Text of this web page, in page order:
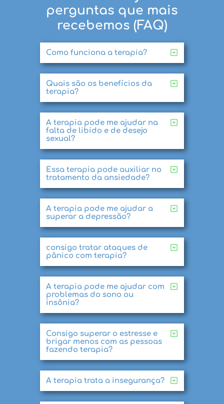
perguntas que mais
recebemos (FAQ)
Como funciona a terapia?
Quais são os benefícios da
terapia?
A terapia pode me ajudar na
falta de libido e de desejo
sexual?
Essa terapia pode auxiliar no
tratamento da ansiedade?
A terapia pode me ajudar a
superar a depressão?
consigo tratar ataques de
pânico com terapia?
A terapia pode me ajudar com
problemas do sono ou
insônia?
Consigo superar o estresse e
brigar menos com as pessoas
fazendo terapia?
A terapia trata a insegurança?